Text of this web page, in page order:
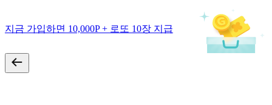
지금 가입하면 10,000P + 로또 10장 지급